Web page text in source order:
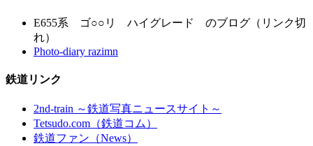
E655系 ゴ○○リ ハイグレード のブログ（リンク切
れ）
Photo-diary razimn
鉄道リンク
2nd-train ～鉄道写真ニュースサイト～
Tetsudo.com（鉄道コム）
鉄道ファン（News）